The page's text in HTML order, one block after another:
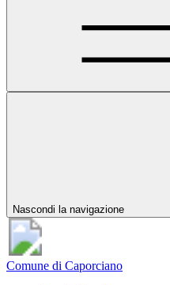
Nascondi la navigazione
Comune di Caporciano